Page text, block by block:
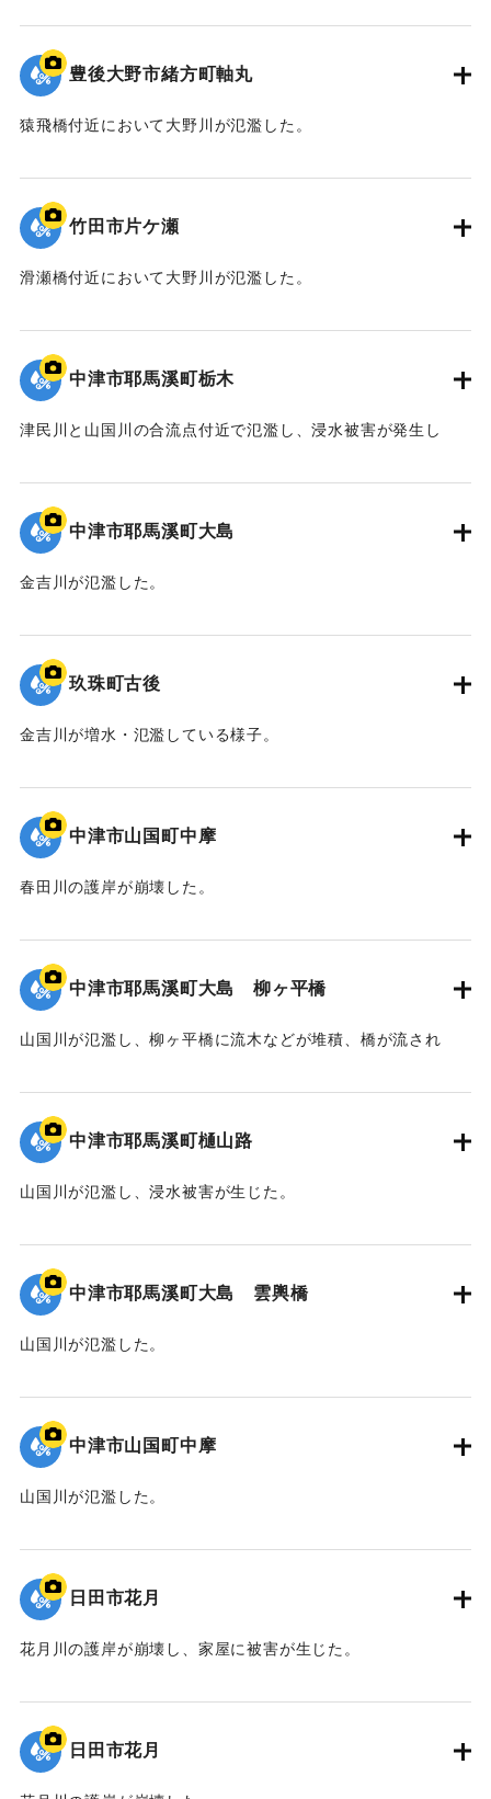
｜固有コード:09922048
豊後大野市緒方町軸丸
猿飛橋付近において大野川が氾濫した。
｜固有コード:09922047
竹田市片ケ瀬
滑瀬橋付近において大野川が氾濫した。
｜固有コード:09922046
中津市耶馬溪町栃木
津民川と山国川の合流点付近で氾濫し、浸水被害が発生し
｜固有コード:
中津市耶馬溪町大島
金吉川が氾濫した。
｜固有コード:09922044
玖珠町古後
金吉川が増水・氾濫している様子。
｜固有コード:09922043
中津市山国町中摩
春田川の護岸が崩壊した。
｜固有コード:09922042
中津市耶馬溪町大島 柳ヶ平橋
山国川が氾濫し、柳ヶ平橋に流木などが堆積、橋が流され
｜固有コード:
中津市耶馬溪町樋山路
山国川が氾濫し、浸水被害が生じた。
｜固有コード:09922040
中津市耶馬溪町大島 雲輿橋
山国川が氾濫した。
｜固有コード:09922039
中津市山国町中摩
山国川が氾濫した。
｜固有コード:09922038
日田市花月
花月川の護岸が崩壊し、家屋に被害が生じた。
｜固有コード:09922037
日田市花月